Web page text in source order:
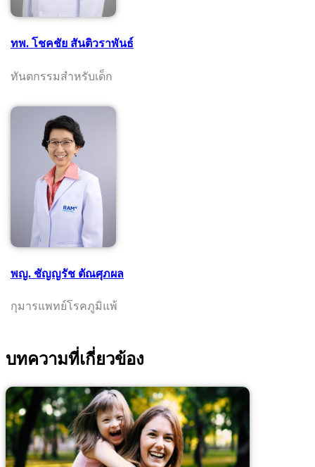
ทพ. โชคชัย สันติวราพันธ์
ทันตกรรมสำหรับเด็ก
พญ. ชัญญรัช ตัณศุภผล
กุมารแพทย์โรคภูมิแพ้
บทความที่เกี่ยวข้อง